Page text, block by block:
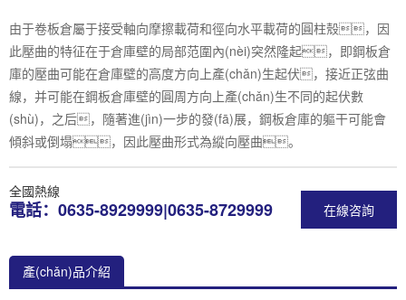
由于卷板倉屬于接受軸向摩擦載荷和徑向水平載荷的圓柱殼，因
此壓曲的特征在于倉庫壁的局部范圍內(nèi)突然隆起，即鋼板倉
庫的壓曲可能在倉庫壁的高度方向上產(chǎn)生起伏，接近正弦曲
線，并可能在鋼板倉庫壁的圓周方向上產(chǎn)生不同的起伏數
(shù)，之后，隨著進(jìn)一步的發(fā)展，鋼板倉庫的軀干可能會
傾斜或倒塌，因此壓曲形式為縱向壓曲。
在線咨詢
全國熱線
電話：0635-8929999|0635-8729999
產(chǎn)品介紹